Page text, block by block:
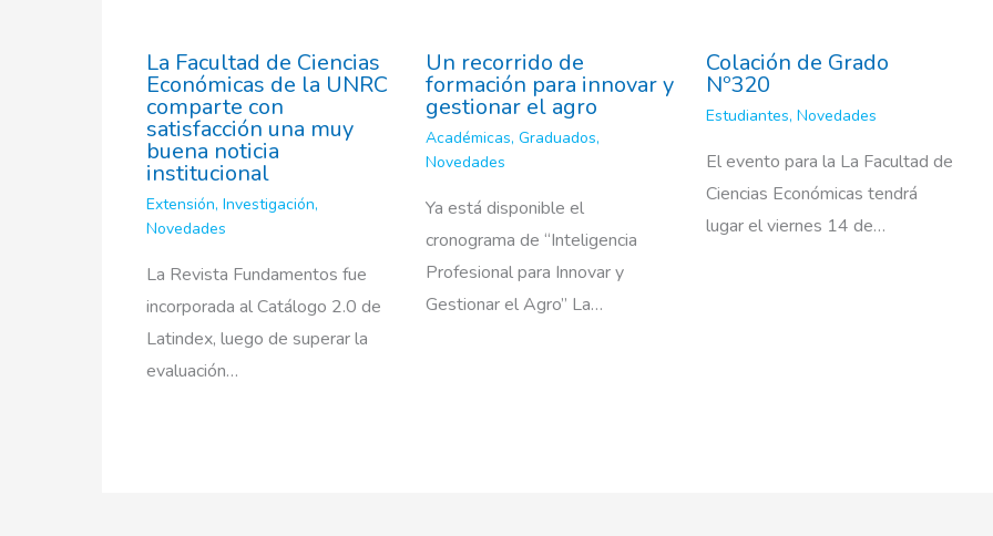
La Facultad de Ciencias
Económicas de la UNRC
comparte con
satisfacción una muy
buena noticia
institucional
Extensión, Investigación,
Novedades
La Revista Fundamentos fue
incorporada al Catálogo 2.0 de
Latindex, luego de superar la
evaluación…
Un recorrido de
formación para innovar y
gestionar el agro
Académicas,Graduados,
Novedades
Ya está disponible el
cronograma de “Inteligencia
Profesional para Innovar y
Gestionar el Agro” La…
Colación de Grado
Nº320
Estudiantes, Novedades
El evento para la La Facultad de
Ciencias Económicas tendrá
lugar el viernes 14 de…